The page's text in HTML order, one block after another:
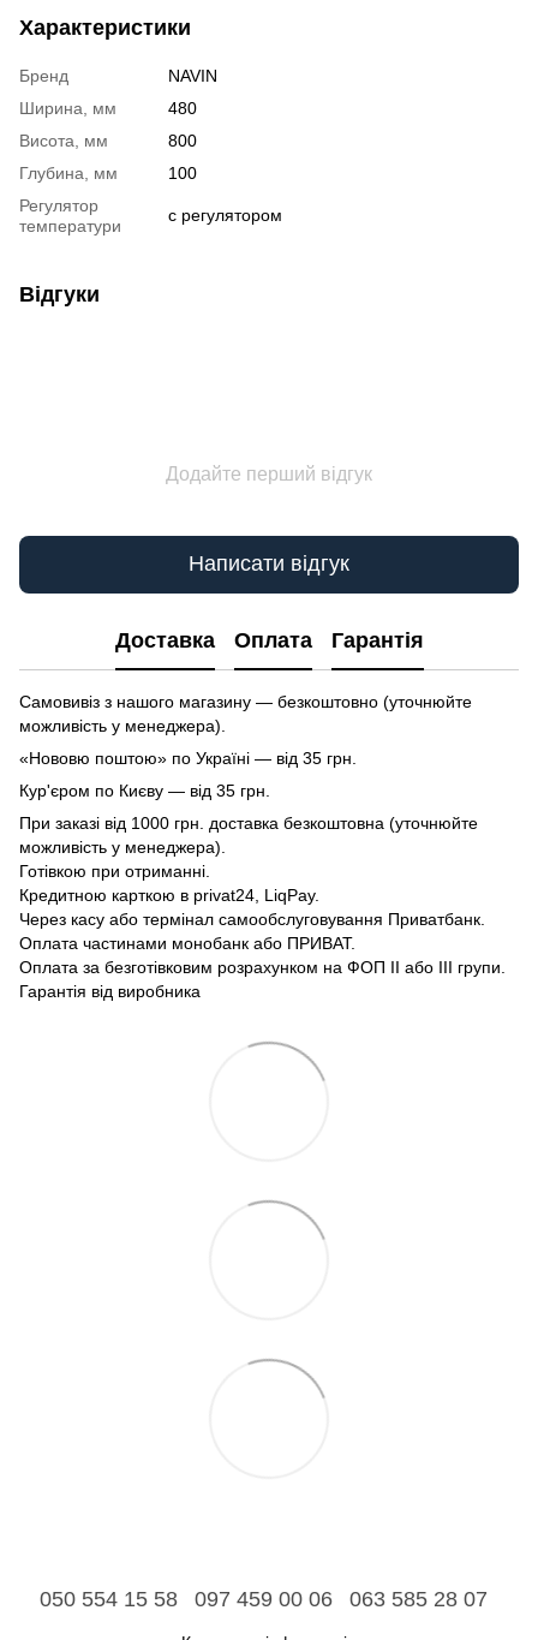
Характеристики
Бренд
NAVIN
Ширина, мм
480
Висота, мм
800
Глубина, мм
100
Регулятор
температури
с регулятором
Відгуки
Додайте перший відгук
Написати відгук
Доставка Оплата Гарантія
Самовивіз з нашого магазину — безкоштовно (уточнюйте
можливість у менеджера).
«Нововю поштою» по Україні — від 35 грн.
Кур'єром по Києву — від 35 грн.
При заказі від 1000 грн. доставка безкоштовна (уточнюйте
можливість у менеджера).
Готівкою при отриманні.
Кредитною карткою в privat24, LiqPay.
Через касу або термінал самообслуговування Приватбанк.
Оплата частинами монобанк або ПРИВАТ.
Оплата за безготівковим розрахунком на ФОП II або III групи.
Гарантія від виробника
050 554 15 58 097 459 00 06 063 585 28 07